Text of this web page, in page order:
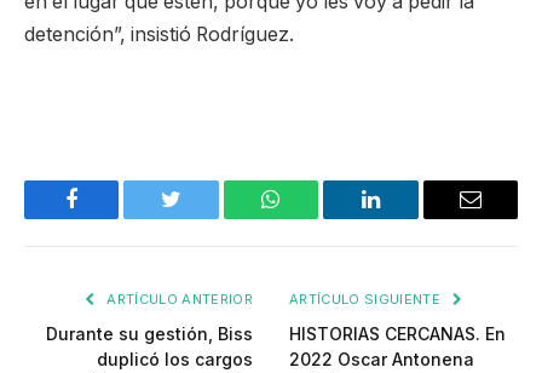
detención”, insistió Rodríguez.
Facebook Twitter WhatsApp LinkedIn Email
ARTÍCULO ANTERIOR
Durante su gestión, Biss
duplicó los cargos
ARTÍCULO SIGUIENTE
HISTORIAS CERCANAS. En
2022 Oscar Antonena